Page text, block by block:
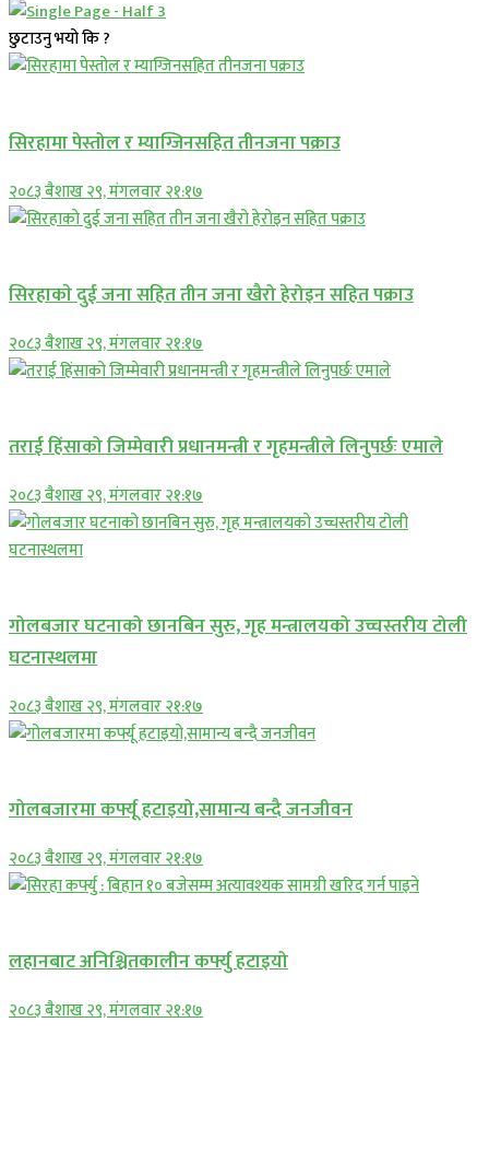
छुटाउनु भयो कि ?
सिरहामा पेस्तोल र म्याग्जिनसहित तीनजना पक्राउ
२०८३ बैशाख २९, मंगलवार २१:१७
सिरहाकाे दुई जना सहित तीन जना खैरो हेरोइन सहित पक्राउ
२०८३ बैशाख २९, मंगलवार २१:१७
तराई हिंसाको जिम्मेवारी प्रधानमन्त्री र गृहमन्त्रीले लिनुपर्छः एमाले
२०८३ बैशाख २९, मंगलवार २१:१७
गोलबजार घटनाको छानबिन सुरु, गृह मन्त्रालयको उच्चस्तरीय टोली
घटनास्थलमा
२०८३ बैशाख २९, मंगलवार २१:१७
गोलबजारमा कर्फ्यू हटाइयो,सामान्य बन्दै जनजीवन
२०८३ बैशाख २९, मंगलवार २१:१७
लहानबाट अनिश्चितकालीन कर्फ्यु हटाइयो
२०८३ बैशाख २९, मंगलवार २१:१७